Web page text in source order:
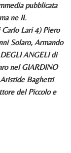
pubblicata
ne IL
Carlo Lari 4) Piero
Solaro, Armando
ANGELI di
nel GIARDINO
Baghetti
del Piccolo e